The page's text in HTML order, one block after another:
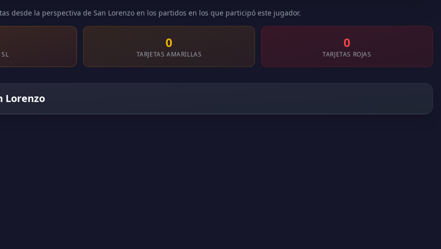
desde la perspectiva de San Lorenzo en los partidos en los que participó este jugador.
0
TARJETAS AMARILLAS
0
TARJETAS ROJAS
Lorenzo